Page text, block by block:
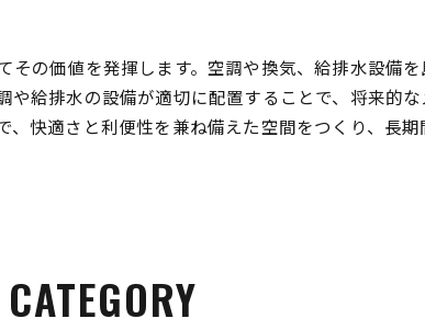
の価値を発揮します。空調や換気、給排水設備
給排水の設備が適切に配置することで、将来的な
快適さと利便性を兼ね備えた空間をつくり、長